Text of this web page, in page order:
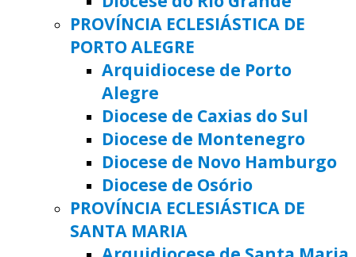
PROVÍNCIA ECLESIÁSTICA DE
PORTO ALEGRE
Arquidiocese de Porto
Alegre
Diocese de Caxias do Sul
Diocese de Montenegro
Diocese de Novo Hamburgo
Diocese de Osório
PROVÍNCIA ECLESIÁSTICA DE
SANTA MARIA